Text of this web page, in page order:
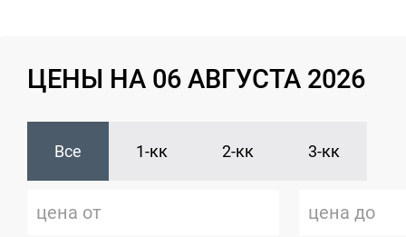
ЦЕНЫ НА 06 АВГУСТА 2026
Все 1-кк 2-кк 3-кк